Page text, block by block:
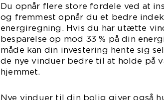
Du opnår flere store fordele ved at
og fremmest opnår du et bedre
energiregning. Hvis du har utætte
besparelse op mod 33 % på din
måde kan din investering hente sig
de nye vinduer bedre til at holde på
hjemmet.
Nye vinduer til din bolig giver også